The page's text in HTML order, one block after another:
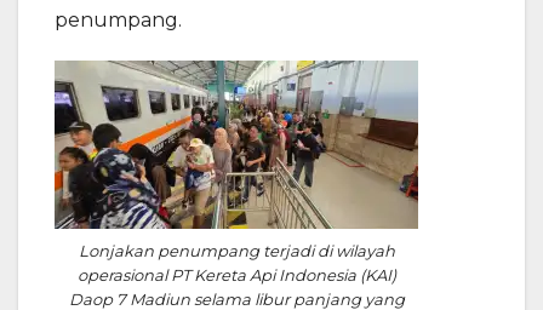
penumpang.
Lonjakan penumpang terjadi di wilayah
operasional PT Kereta Api Indonesia (KAI)
Daop 7 Madiun selama libur panjang yang